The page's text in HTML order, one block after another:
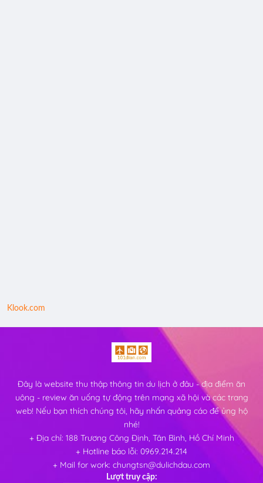
Klook.com
Đây là website thu thập thông tin du lịch ở đâu - địa điểm ăn
uông - review ăn uống tự động trên mạng xã hội và các trang
web! Nếu bạn thích chúng tôi, hãy nhấn quảng cáo để ủng hộ
nhé!
+ Địa chỉ: 188 Trương Công Định, Tân Bình, Hồ Chí Minh
+ Hotline báo lỗi: 0969.214.214
+ Mail for work: chungtsn@dulichdau.com
Lượt truy cập: